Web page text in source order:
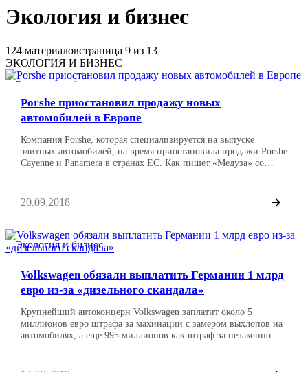
Экология и бизнес
124 материаловстраница 9 из 13
ЭКОЛОГИЯ И БИЗНЕС
Экология и бизнес
Porshe приостановил продажу новых
автомобилей в Европе
Компания Porshe, которая специализируется на выпуске
элитных автомобилей, на время приостановила продажи Porshe
Cayenne и Panamera в странах ЕС. Как пишет «Медуза» со
Теперь содержание вредных токсинов должно быть
уменьшено, к чему, по данным СМИ, и […]
20.09.2018
Экология и бизнес
Volkswagen обязали выплатить Германии 1 млрд
евро из-за «дизельного скандала»
Крупнейший автоконцерн Volkswagen заплатит около 5
миллионов евро штрафа за махинации с замером выхлопов на
автомобилях, а еще 995 миллионов как штраф за незаконно